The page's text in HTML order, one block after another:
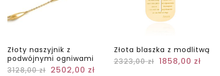
Złoty naszyjnik z
podwójnymi ogniwami
3128,00zł 2502,00 zł
Złota blaszka z modlitwą
2323,00zł 1858,00 zł